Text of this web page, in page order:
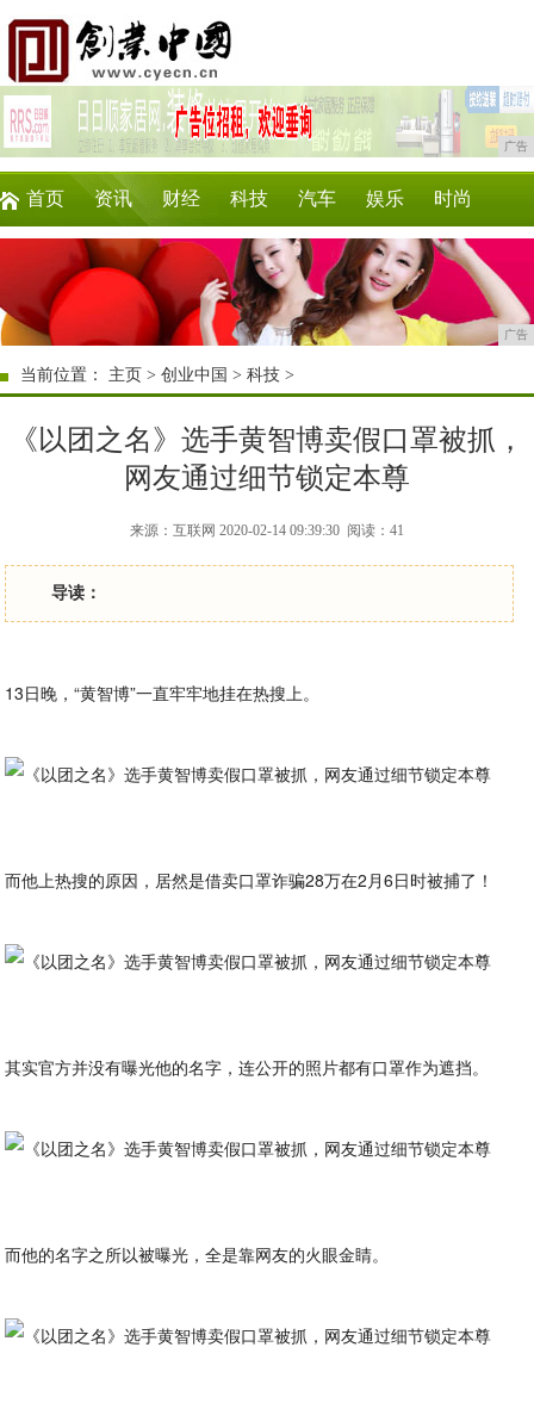
广告
首页 资讯 财经 科技 汽车 娱乐 时尚
游戏 美食 商讯 消费 购物
广告
当前位置： 主页 >创业中国 >科技 >
《以团之名》选手黄智博卖假口罩被抓，
网友通过细节锁定本尊
来源：互联网 2020-02-14 09:39:30 阅读：41
导读：
13日晚，“黄智博”一直牢牢地挂在热搜上。
而他上热搜的原因，居然是借卖口罩诈骗28万在2月6日时被捕了！
其实官方并没有曝光他的名字，连公开的照片都有口罩作为遮挡。
而他的名字之所以被曝光，全是靠网友的火眼金睛。